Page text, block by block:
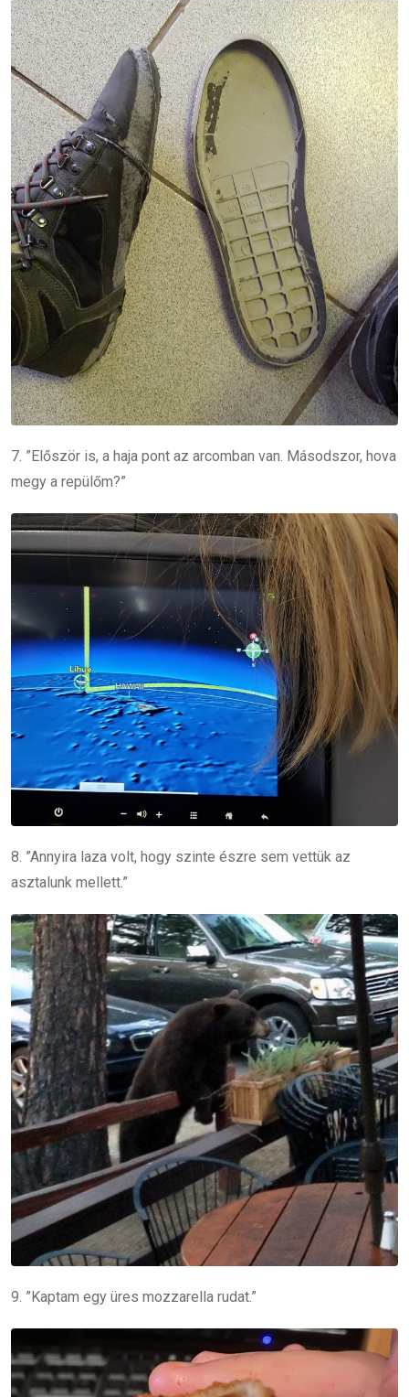
7. ”Először is, a haja pont az arcomban van. Másodszor, hova
megy a repülőm?”
8. ”Annyira laza volt, hogy szinte észre sem vettük az
asztalunk mellett.”
9. ”Kaptam egy üres mozzarella rudat.”